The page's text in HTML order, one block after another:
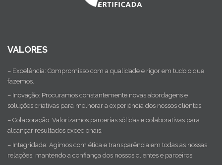
VALORES
– Excelência: Compromisso com a qualidade e rigor em tudo o que
fazemos.
– Inovação: Procuramos constantemente novas abordagens e
soluções criativas para melhorar a experiência dos nossos clientes.
– Colaboração: Valorizamos parcerias sólidas e colaborativas para
alcançar resultados excecionais.
– Integridade: Agimos com ética e transparência em todas as nossas
relações, mantendo a confiança dos nossos clientes e parceiros.